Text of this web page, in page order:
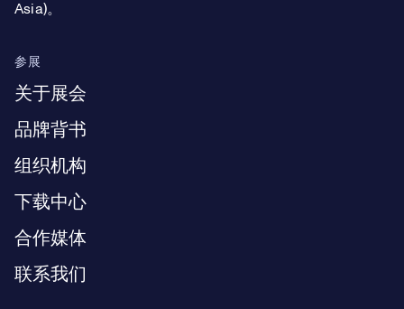
Asia)。
参展
关于展会
品牌背书
组织机构
下载中心
合作媒体
联系我们